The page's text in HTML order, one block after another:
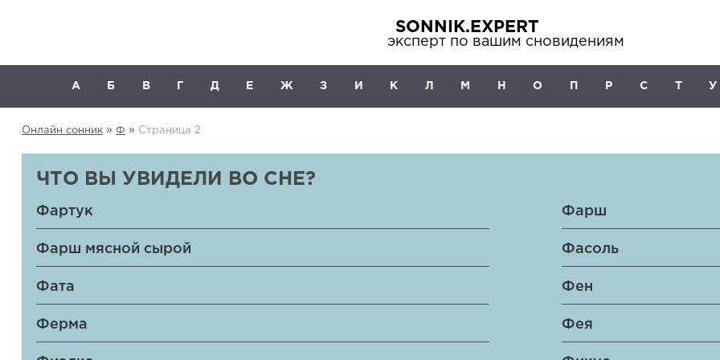
SONNIK.EXPERT
эксперт по вашим сновидениям
А Б В Г Д Е Ж З И К Л М Н О П Р С Т У
Онлайн сонник » Ф » Страница 2
ЧТО ВЫ УВИДЕЛИ ВО СНЕ?
Фартук Фарш
Фарш мясной сырой Фасоль
Фата Фен
Ферма Фея